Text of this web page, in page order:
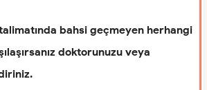
bahsi geçmeyen herhangi
doktorunuzu veya